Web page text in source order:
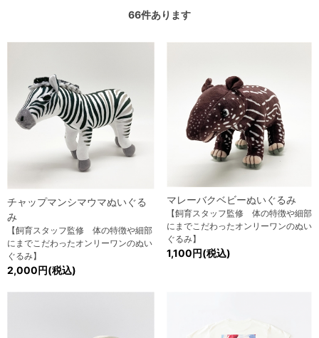
66件あります
チャップマンシマウマぬいぐる
み
【飼育スタッフ監修 体の特徴や細部
にまでこだわったオンリーワンのぬい
ぐるみ】
2,000円(税込)
マレーバクベビーぬいぐるみ
【飼育スタッフ監修 体の特徴や細部
にまでこだわったオンリーワンのぬい
ぐるみ】
1,100円(税込)